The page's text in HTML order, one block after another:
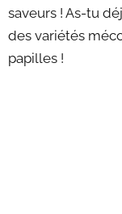
saveurs ! As-tu
des variétés
papilles !